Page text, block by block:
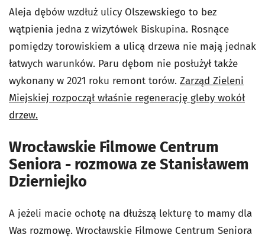
Aleja dębów wzdłuż ulicy Olszewskiego to bez
wątpienia jedna z wizytówek Biskupina. Rosnące
pomiędzy torowiskiem a ulicą drzewa nie mają jednak
łatwych warunków. Paru dębom nie posłużył także
wykonany w 2021 roku remont torów. Zarząd Zieleni
Miejskiej rozpoczął właśnie regenerację gleby wokół
drzew.
Wrocławskie Filmowe Centrum
Seniora - rozmowa ze Stanisławem
Dzierniejko
A jeżeli macie ochotę na dłuższą lekturę to mamy dla
Was rozmowę. Wrocławskie Filmowe Centrum Seniora